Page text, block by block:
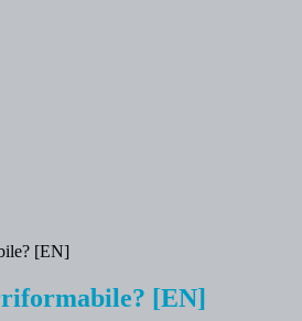
[EN]